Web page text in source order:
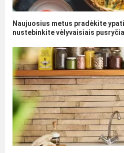
Naujuosius metus pradėkite
nustebinkite vėlyvaisiais